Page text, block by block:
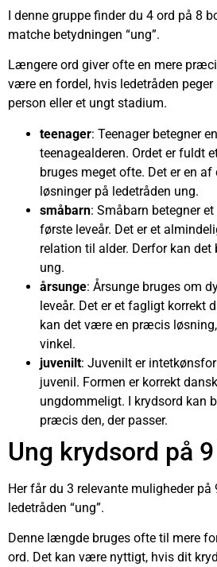
I denne gruppe finder du 4 ord på 8
matche betydningen “ung”.
Længere ord giver ofte en mere
være en fordel, hvis ledetråden
person eller et ungt stadium.
teenager: Teenager betegner
teenagealderen. Ordet er fuldt
bruges meget ofte. Det er en af
løsninger på ledetråden ung.
småbarn: Småbarn betegner
første leveår. Det er et
relation til alder. Derfor kan
ung.
årsunge: Årsunge bruges om
leveår. Det er et fagligt korrekt
kan det være en præcis
vinkel.
juvenilt: Juvenilt er
juvenil. Formen er korrekt
ungdommeligt. I krydsord kan
præcis den, der passer.
Ung krydsord på
Her får du 3 relevante muligheder på
ledetråden “ung”.
Denne længde bruges ofte til mere
ord. Det kan være nyttigt, hvis dit